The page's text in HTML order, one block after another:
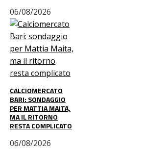
06/08/2026
CALCIOMERCATO
BARI: SONDAGGIO
PER MATTIA MAITA,
MA IL RITORNO
RESTA COMPLICATO
06/08/2026